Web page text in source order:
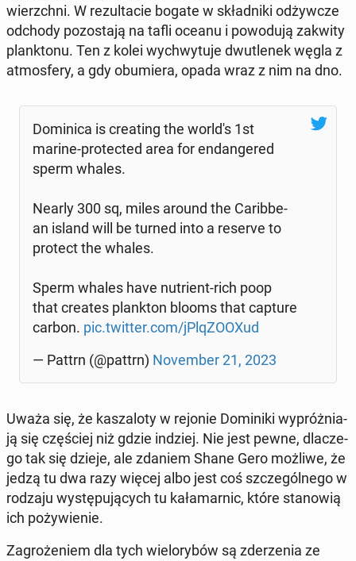
wierzch­ni. W re­zul­ta­cie bogate w skład­ni­ki od­żyw­cze
odchody po­zo­sta­ją na tafli oceanu i po­wo­du­ją zakwity
plank­to­nu. Ten z kolei wy­chwy­tu­je dwu­tle­nek węgla z
at­mos­fe­ry, a gdy ob­umie­ra, opada wraz z nim na dno.
Do­mi­ni­ca is cre­ating the world's 1st
marine-pro­tec­ted area for en­dan­ge­red
sperm whales.
Nearly 300 sq, miles around the Ca­rib­be­
an island will be turned into a reserve to
protect the whales.
Sperm whales have nu­trient-rich poop
that creates plank­ton blooms that capture
carbon. pic.twitter.com/jPlqZO­OXud
— Pattrn (@pattrn) No­vem­ber 21, 2023
Uważa się, że ka­sza­lo­ty w rejonie Do­mi­ni­ki wy­próż­nia­
ją się czę­ściej niż gdzie indziej. Nie jest pewne, dla­cze­
go tak się dzieje, ale zdaniem Shane Gero możliwe, że
jedzą tu dwa razy więcej albo jest coś szcze­gól­ne­go w
rodzaju wy­stę­pu­ją­cych tu ka­ła­mar­nic, które sta­no­wią
ich po­ży­wie­nie.
Za­gro­że­niem dla tych wie­lo­ry­bów są zde­rze­nia ze